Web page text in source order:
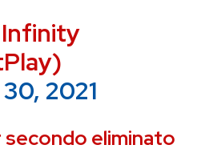
2021
eliminato